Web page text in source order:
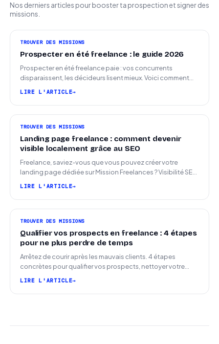
Nos derniers articles pour booster ta prospection et signer des
missions.
TROUVER DES MISSIONS
Prospecter en été freelance : le guide 2026
Prospecter en été freelance paie : vos concurrents
disparaissent, les décideurs lisent mieux. Voici comment
LIRE L'ARTICLE
TROUVER DES MISSIONS
Landing page freelance : comment devenir
visible localement grâce au SEO
Freelance, saviez-vous que vous pouvez créer votre
landing page dédiée sur Mission Freelances ? Visibilité SEO
LIRE L'ARTICLE
TROUVER DES MISSIONS
Qualifier vos prospects en freelance : 4 étapes
pour ne plus perdre de temps
Arrêtez de courir après les mauvais clients. 4 étapes
concrètes pour qualifier vos prospects, nettoyer votre
LIRE L'ARTICLE